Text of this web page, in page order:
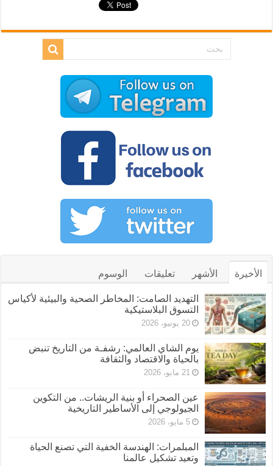
الأخيرة الأشهر تعليقات الوسوم
التهديد الصامت: المخاطر الصحية والبيئية لأكياس
التسوق البلاستيكية
20 يونيو، 2026
يوم الشاي العالمي: رشفـة من التاريخ تنبض
بالحياة والاقتصاد والثقافة
21 مايو، 2026
عين الصحراء أو بنية الريشات.. من التكوين
الجيولوجي إلى الأساطير التاريخية
5 مايو، 2026
المبلمرات: الهندسة الخفية التي تصنع الحياة
وتعيد تشكيل عالمنا